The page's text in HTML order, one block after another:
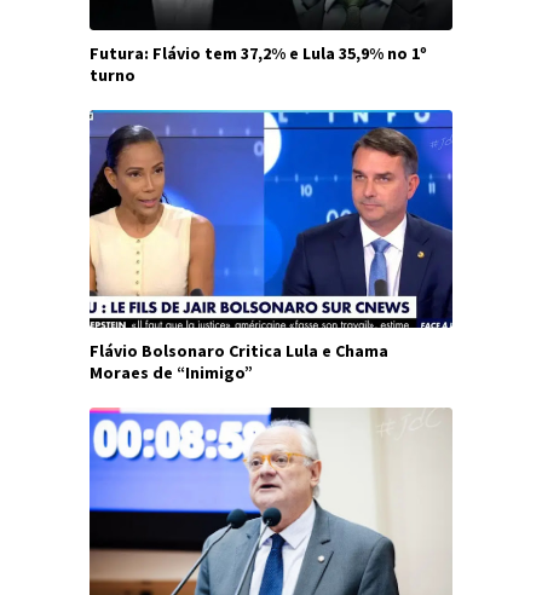
Futura: Flávio tem 37,2% e Lula 35,9% no 1º
turno
Flávio Bolsonaro Critica Lula e Chama
Moraes de “Inimigo”